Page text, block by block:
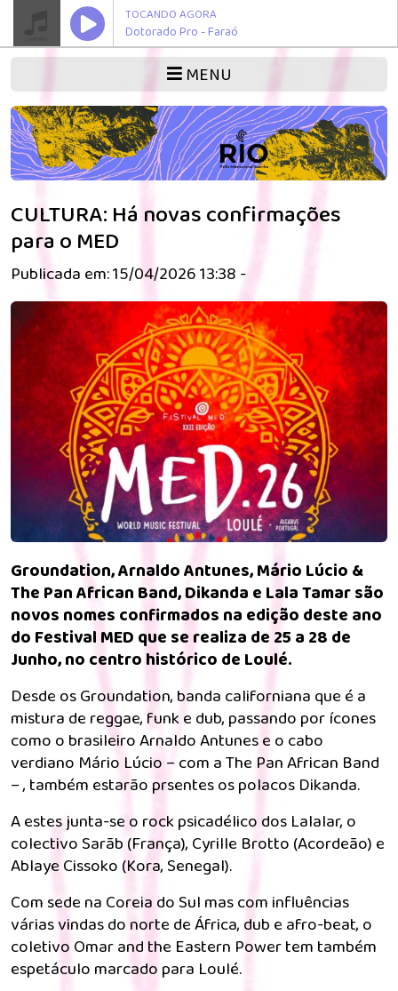
TOCANDO AGORA
Dotorado Pro - Faraó
MENU
CULTURA: Há novas confirmações
para o MED
Publicada em: 15/04/2026 13:38 -
Groundation, Arnaldo Antunes, Mário Lúcio &
The Pan African Band, Dikanda e Lala Tamar são
novos nomes confirmados na edição deste ano
do Festival MED que se realiza de 25 a 28 de
Junho, no centro histórico de Loulé.
Desde os Groundation, banda californiana que é a
mistura de reggae, funk e dub, passando por ícones
como o brasileiro Arnaldo Antunes e o cabo
verdiano Mário Lúcio – com a The Pan African Band
– , também estarão prsentes os polacos Dikanda.
A estes junta-se o rock psicadélico dos Lalalar, o
colectivo Sarãb (França), Cyrille Brotto (Acordeão) e
Ablaye Cissoko (Kora, Senegal).
Com sede na Coreia do Sul mas com influências
várias vindas do norte de África, dub e afro-beat, o
coletivo Omar and the Eastern Power tem também
espetáculo marcado para Loulé.